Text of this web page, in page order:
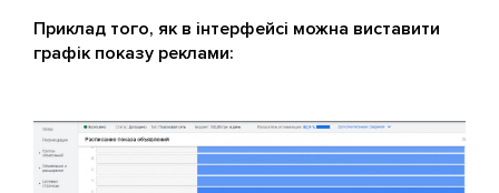
Приклад того, як в інтерфейсі можна виставити
графік показу реклами: